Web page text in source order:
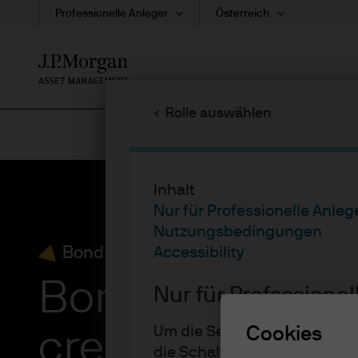
Rolle auswählen
Inhalt
Nur für Professionelle
Nutzungsbedingungen
Accessibility
Nur für
Um die Seite aufzurufen,
die Schaltfläche
Skip
to
Professionelle Anleger Österreich
Bond Bulletin
Bond Bulletin:
credit’s supply
Cookies